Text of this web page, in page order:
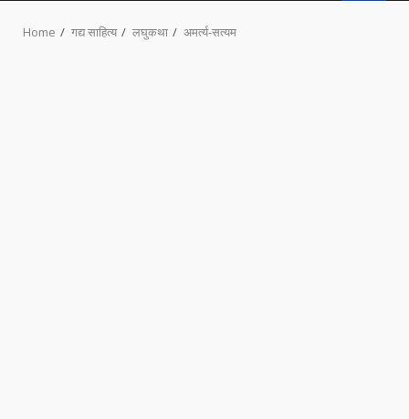
Home गद्य साहित्य लघुकथा अमर्त्य-सत्यम